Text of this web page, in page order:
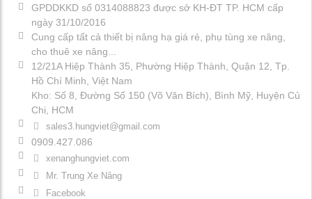
GPDDKKD số 0314088823 được sở KH-ĐT TP. HCM cấp
ngày 31/10/2016
Cung cấp tất cả thiết bị nâng hạ giá rẻ, phụ tùng xe nâng,
cho thuê xe nâng...
12/21A Hiệp Thành 35, Phường Hiệp Thành, Quận 12, Tp.
Hồ Chí Minh, Việt Nam
Kho: Số 8, Đường Số 150 (Võ Văn Bích), Bình Mỹ, Huyện Củ
Chi, HCM
sales3.hungviet@gmail.com
0909.427.086
xenanghungviet.com
Mr. Trung Xe Nâng
Facebook